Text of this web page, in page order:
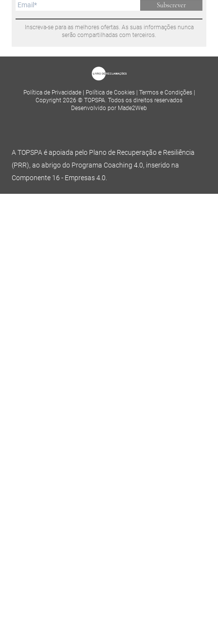
Subscrever
Inscreva-se para as melhores ofertas. As suas informações nunca
serão compartilhadas com terceiros.
Política de Privacidade Política de Cookies Termos e Condições
Copyright 2026 © TOPSPA. Todos os direitos reservados
Desenvolvido por Made2Web
A TOPSPA é apoiada pelo Plano de Recuperação e Resiliência
(PRR), ao abrigo do Programa Coaching 4.0, inserido na
Componente 16 - Empresas 4.0.